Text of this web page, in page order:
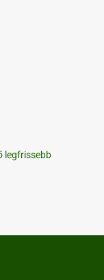
legfrissebb